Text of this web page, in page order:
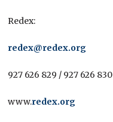
Redex:
redex@redex.org
927 626 829 / 927 626 830
www.redex.org